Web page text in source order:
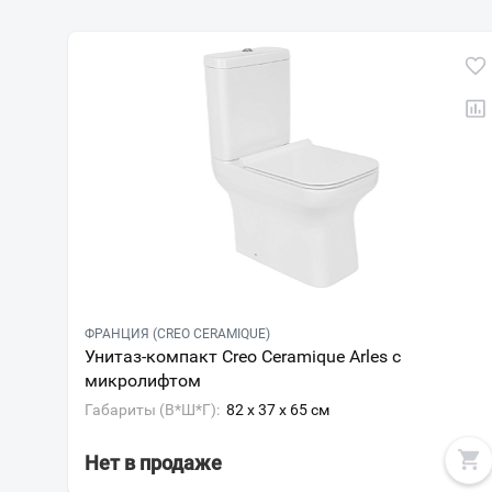
ФРАНЦИЯ (CREO CERAMIQUE)
Унитаз-компакт Creo Ceramique Arles с
микролифтом
Габариты (В*Ш*Г): 82 x 37 x 65 см
Нет в продаже